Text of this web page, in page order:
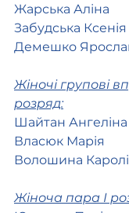
Жарська Аліна
Забудська Ксенія
Демешко
Жіночі групові
розряд:
Шайтан Ангеліна
Власюк Марія
Волошина
Жіноча пара І